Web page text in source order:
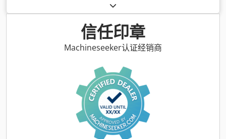
机械的
电子稳定程序 (ESP), 空调, 防抱死制动系统 (ABS),
信任印章
Machineseeker认证经销商